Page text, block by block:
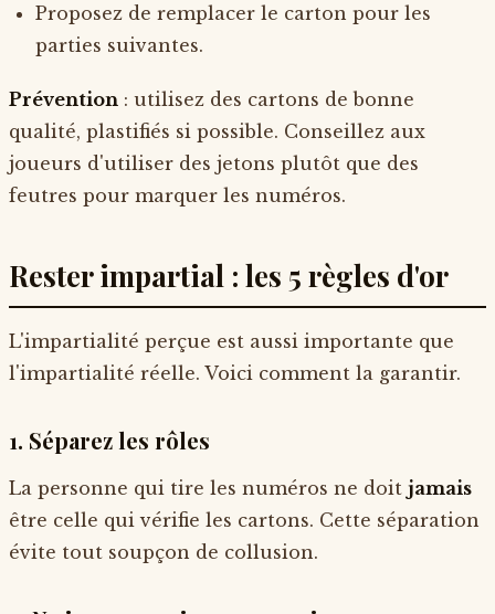
Proposez de remplacer le carton pour les
parties suivantes.
Prévention : utilisez des cartons de bonne
qualité, plastifiés si possible. Conseillez aux
joueurs d'utiliser des jetons plutôt que des
feutres pour marquer les numéros.
Rester impartial : les 5 règles d'or
L'impartialité perçue est aussi importante que
l'impartialité réelle. Voici comment la garantir.
1. Séparez les rôles
La personne qui tire les numéros ne doit jamais
être celle qui vérifie les cartons. Cette séparation
évite tout soupçon de collusion.